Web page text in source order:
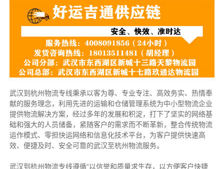
武汉到杭州物流专线秉承以客为尊、专业专注、高效务实、热情奉
献的服务理念，利用先进的运输和仓储管理系统为中小型物流企业
提供物流解决方案，经过多年的发展和积淀，打下了坚实的网络基
础和强大的人员储备，紧随客户的需求而不断革新，整合传统物流
运作模式、零担快运网络和信息化技术平台，为客户提供快速高
效、便捷及时、安全可靠的武汉至杭州物流服务。
武汉到杭州物流专线遵循“以信誉和质量求生存，以方便客户快捷